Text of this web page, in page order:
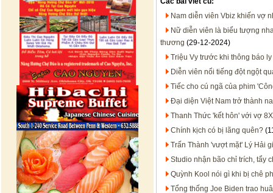
Nam diễn viên Vbiz khiến vợ
Nữ diễn viên là biểu tượng
thương (29-12-2024)
Triệu Vy trước khi thông báo
Diễn viên nổi tiếng đột ngột
Tiếc cho cú ngã của phim
Đại diện Việt Nam trở thành
Thanh Thức 'kết hôn' với vợ
Chính kịch có bị lãng quên?
Trấn Thành 'vượt mặt' Lý Hải
Studio nhận bão chỉ trích, tẩy
Quỳnh Kool nói gì khi bị chê
Tổng thống Joe Biden trao